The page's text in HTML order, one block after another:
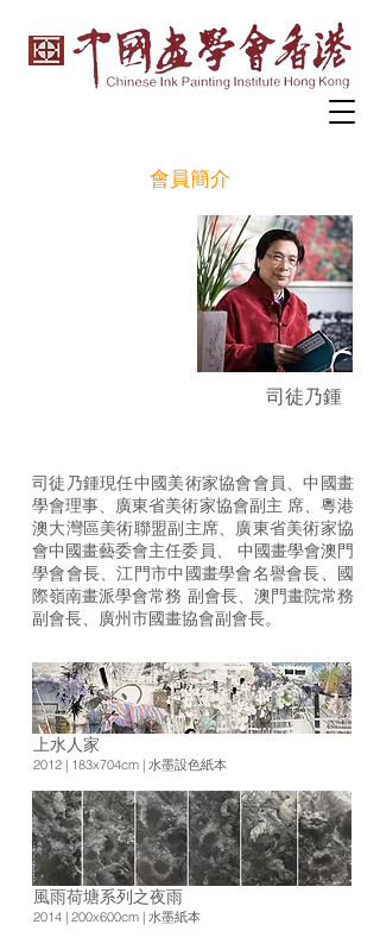
會員簡介
司徒乃鍾
司徒乃鍾現任中國美術家協會會員、中國畫
學會理事、廣東省美術家協會副主 席、粵港
澳大灣區美術聯盟副主席、廣東省美術家協
會中國畫藝委會主任委員、 中國畫學會澳門
學會會長、江門市中國畫學會名譽會長、國
際嶺南畫派學會常務 副會長、澳門畫院常務
副會長、廣州市國畫協會副會長。
上水人家
2012 | 183x704cm | 水墨設色紙本
風雨荷塘系列之夜雨
2014 | 200x600cm | 水墨紙本